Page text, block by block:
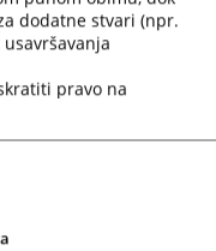
a.d. Banja Luka a
javne prodaje.
ponudom koji je
javne prodaje na
komisiji za
dodatne stvari (npr.
pravo na